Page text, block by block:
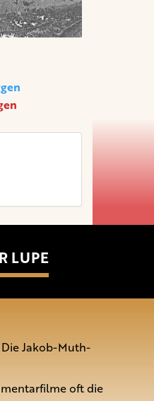
LUPE
Jakob-Muth-
oft die